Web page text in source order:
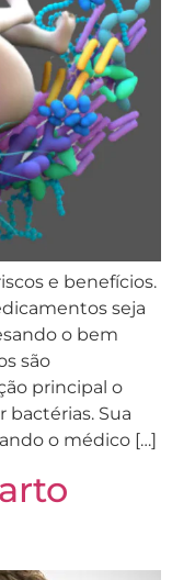
e benefícios.
seja
o bem
são
principal o
bactérias. Sua
o médico […]